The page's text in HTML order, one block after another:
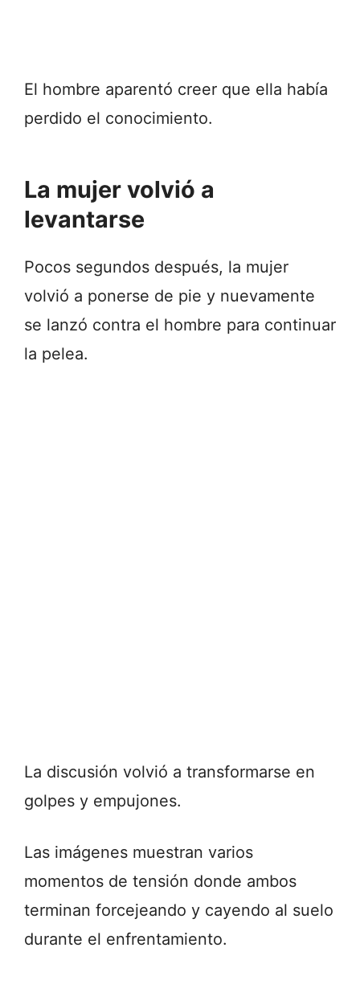
El hombre aparentó creer que ella había
perdido el conocimiento.
La mujer volvió a
levantarse
Pocos segundos después, la mujer
volvió a ponerse de pie y nuevamente
se lanzó contra el hombre para continuar
la pelea.
La discusión volvió a transformarse en
golpes y empujones.
Las imágenes muestran varios
momentos de tensión donde ambos
terminan forcejeando y cayendo al suelo
durante el enfrentamiento.